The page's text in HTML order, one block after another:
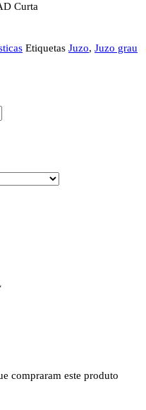
Curta
Etiquetas Juzo, Juzo grau
compraram este produto